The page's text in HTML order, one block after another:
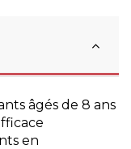
âgés de 8 ans
en